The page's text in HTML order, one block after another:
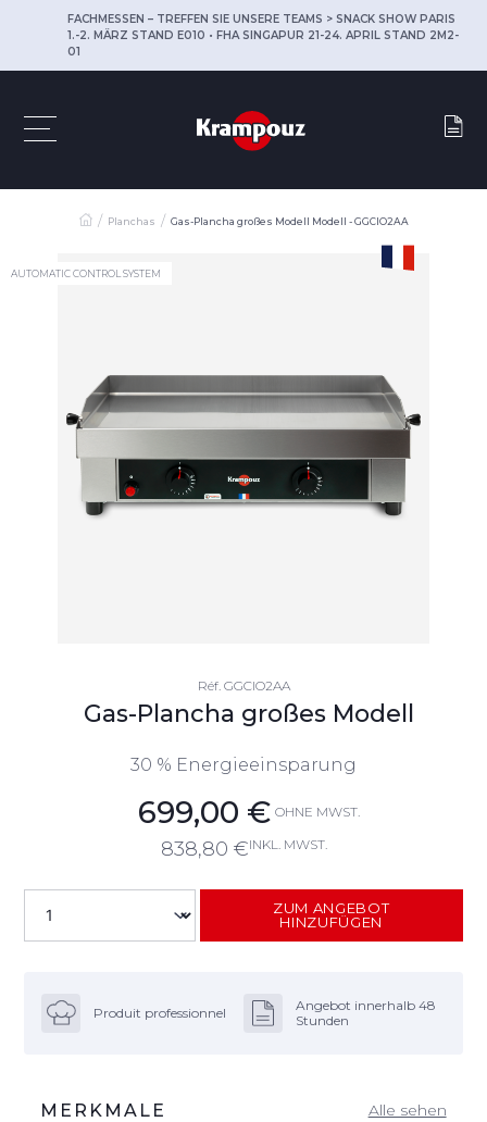
FACHMESSEN – TREFFEN SIE UNSERE TEAMS > SNACK SHOW PARIS
1.-2. MÄRZ STAND E010 • FHA SINGAPUR 21-24. APRIL STAND 2M2-
01
Planchas Gas-Plancha großes Modell Modell - GGCIO2AA
AUTOMATIC CONTROL SYSTEM
Réf. GGCIO2AA
Gas-Plancha großes Modell
30 % Energieeinsparung
699,00 € OHNE MWST.
838,80 €INKL. MWST.
ZUM ANGEBOT
HINZUFÜGEN
Produit professionnel
Angebot innerhalb 48
Stunden
MERKMALE Alle sehen